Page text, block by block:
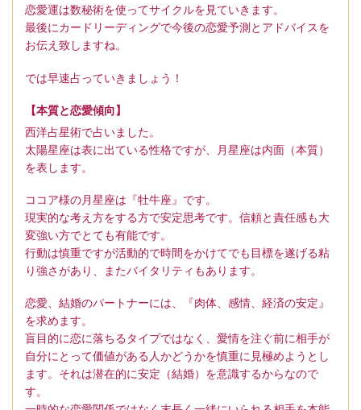
恋愛運は数秘術を使ってサイクルを見ていきます。
最後にカードリーディングで今後の恋愛予測とアドバイスを
お伝え致しますね。
では早速占っていきましょう！
【本質と恋愛傾向】
西洋占星術で占いました。
太陽星座は表に出ている性格ですが、月星座は内面（本質）
を表します。
ココア様の月星座は『牡牛座』です。
現実的な考え方をする方で安定思考です。信頼と責任感も大
変強い方でとても有能です。
行動は慎重ですが活動的で時間をかけてでも目標を遂げる粘
り強さがあり、またバイタリティもあります。
恋愛、結婚のパートナーには、『肉体、感情、経済の安定』
を求めます。
盲目的に恋に落ちるタイプではなく、愛情を注ぐ前に相手が
自分にとって価値がある人かどうかを慎重に見極めようとし
ます。それは潜在的に安定（結婚）を意識するからなので
す。